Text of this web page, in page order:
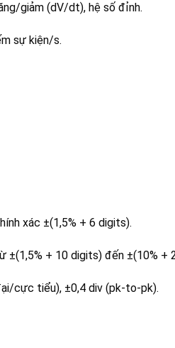
giảm (dV/dt), hệ số đỉnh.
sự kiện/s.
xác ±(1,5% + 6 digits).
±(1,5% + 10 digits) đến ±(10% +
cực tiểu), ±0,4 div (pk-to-pk).